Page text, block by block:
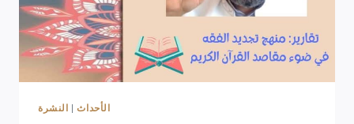
الأحداث| النشرة